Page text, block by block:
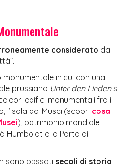
considerato dai
in cui con una
prussiano Unter den Lindensi
edifici monumentali fra i
l’Isola dei Musei (scopri cosa
), patrimonio mondiale
Humboldt e la Porta di
sono passati secoli di storia